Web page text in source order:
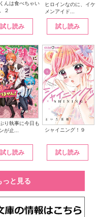
んは食べちゃい
２
試し読み
ヒロインなのに、イケ
メンアイド...
試し読み
り執事に今日も
が止...
試し読み
シャイニング！９
試し読み
っと見る